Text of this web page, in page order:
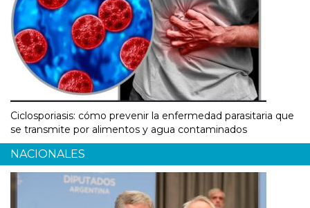
Ciclosporiasis: cómo prevenir la enfermedad parasitaria que
se transmite por alimentos y agua contaminados
NACIONALES